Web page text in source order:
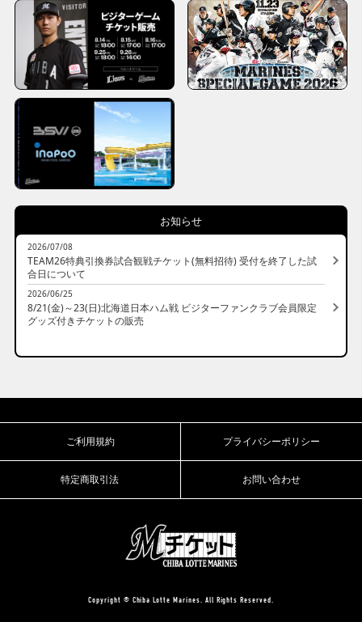
お知らせ
2026/07/08
TEAM26特典引換券試合観戦チケット(無料招待) 受付を終了した試
合日について
2026/06/25
8/21(金)～23(日)北海道日本ハム戦 ビジターファンクラブ会員限定
グッズ付きチケットの販売
ご利用規約 プライバシーポリシー
特定商取引法 お問い合わせ
Copyright © Chiba Lotte Marines. All Rights Reserved.